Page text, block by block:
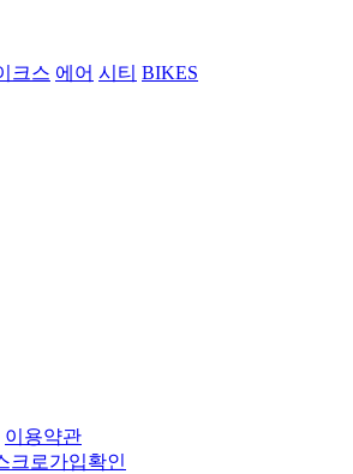
크스 에어 시티 BIKES
이용약관
크로가입확인